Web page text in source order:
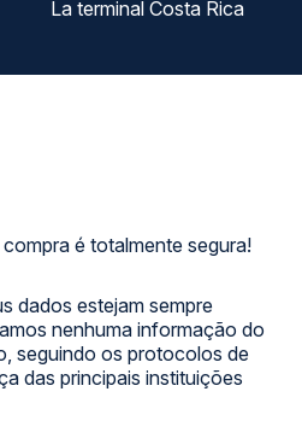
é totalmente segura!
dados estejam sempre
nenhuma informação do
seguindo os protocolos de
das principais instituições
La terminal Costa Rica